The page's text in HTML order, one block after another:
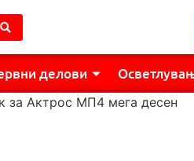
делови
за Актрос МП4 мега десен